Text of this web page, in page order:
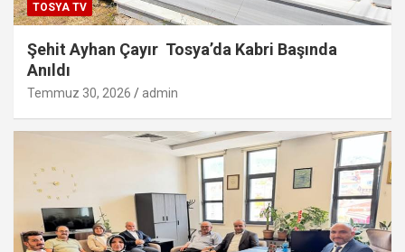
TOSYA TV
Şehit Ayhan Çayır Tosya’da Kabri Başında
Anıldı
Temmuz 30, 2026 admin